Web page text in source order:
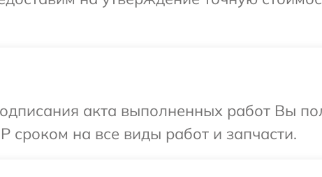
акта выполненных работ Вы
сроком на все виды работ и запчасти.